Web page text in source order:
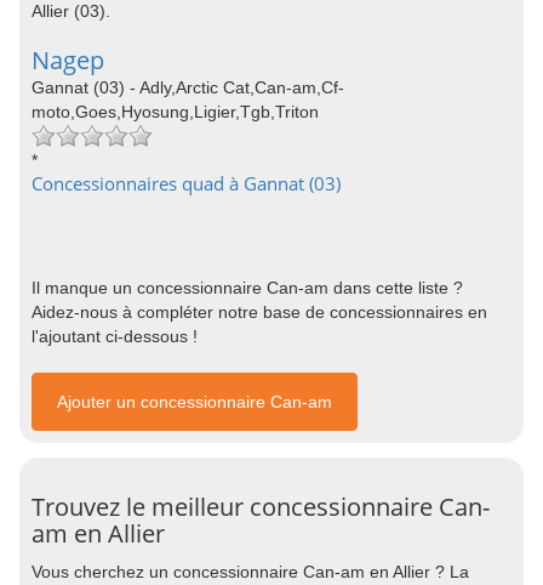
Allier (03).
Nagep
Gannat (03) - Adly,Arctic Cat,Can-am,Cf-
moto,Goes,Hyosung,Ligier,Tgb,Triton
*
Concessionnaires quad à Gannat (03)
Il manque un concessionnaire Can-am dans cette liste ?
Aidez-nous à compléter notre base de concessionnaires en
l'ajoutant ci-dessous !
Ajouter un concessionnaire Can-am
Trouvez le meilleur concessionnaire Can-
am en Allier
Vous cherchez un concessionnaire Can-am en Allier ? La